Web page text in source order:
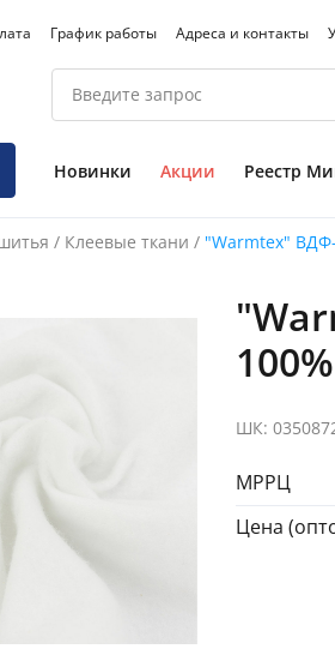
График работы Адреса и контакты
Новинки Акции Реестр
/ Клеевые ткани / "Warmtex" ВДФ-
Фото
ШК:
МРРЦ
Цена